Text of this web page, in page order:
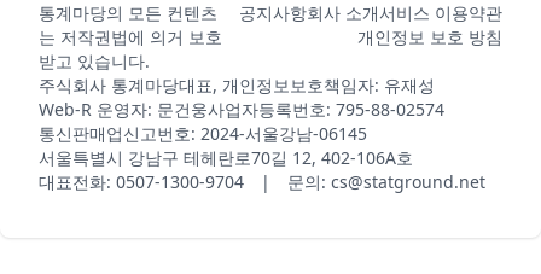
통계마당의 모든 컨텐츠
는 저작권법에 의거 보호
받고 있습니다.
공지사항회사 소개서비스 이용약관
개인정보 보호 방침
주식회사 통계마당대표, 개인정보보호책임자: 유재성
Web-R 운영자: 문건웅사업자등록번호: 795-88-02574
통신판매업신고번호: 2024-서울강남-06145
서울특별시 강남구 테헤란로70길 12, 402-106A호
대표전화: 0507-1300-9704 | 문의: cs@statground.net